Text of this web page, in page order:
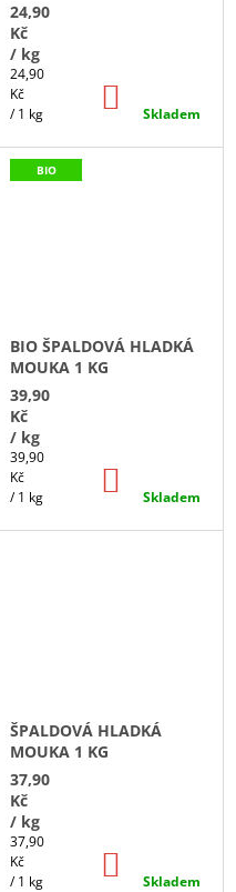
24,90
Kč
/ kg
Měrná
cena:
24,90
Kč
/ 1 kg
KOŠÍKU
Skladem
BIO
BIO ŠPALDOVÁ HLADKÁ
MOUKA 1 KG
39,90
Kč
/ kg
Měrná
cena:
39,90
Kč
/ 1 kg
KOŠÍKU
Skladem
ŠPALDOVÁ HLADKÁ
MOUKA 1 KG
37,90
Kč
/ kg
Měrná
cena:
37,90
Kč
/ 1 kg
KOŠÍKU
Skladem